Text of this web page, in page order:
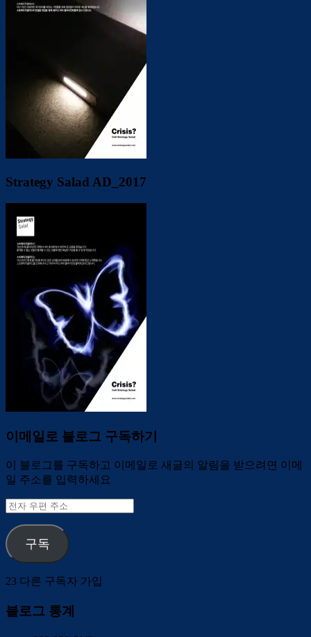
Strategy Salad AD_2017
이메일로 블로그 구독하기
이 블로그를 구독하고 이메일로 새글의 알림을 받으려면 이메
일 주소를 입력하세요
전
우
편
주
소
구독
23 다른 구독자 가입
블로그 통계